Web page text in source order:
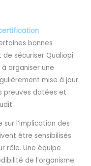
bonnes
sécuriser Qualiopi
organiser une
mise à jour.
preuves datées et
l’implication des
être sensibilisés
rôle. Une équipe
de l’organisme